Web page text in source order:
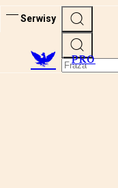
Serwisy
PRO